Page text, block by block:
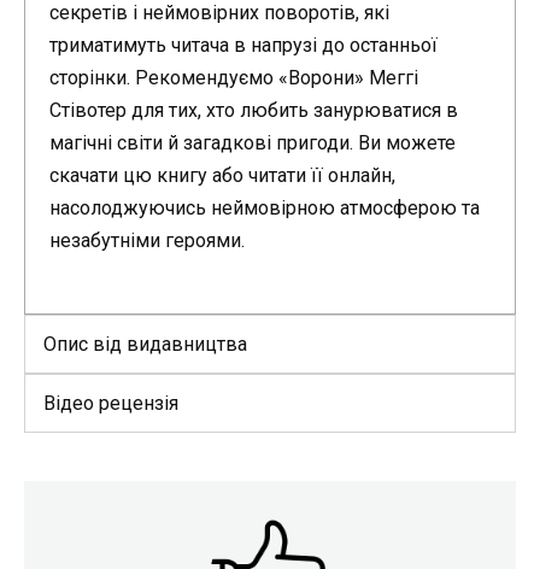
секретів і неймовірних поворотів, які
триматимуть читача в напрузі до останньої
сторінки. Рекомендуємо «Ворони» Меггі
Стівотер для тих, хто любить занурюватися в
магічні світи й загадкові пригоди. Ви можете
скачати цю книгу або читати її онлайн,
насолоджуючись неймовірною атмосферою та
незабутніми героями.
Опис від видавництва
Відео рецензія